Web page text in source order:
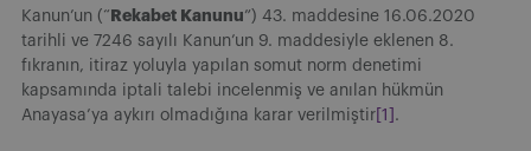
Kanun’un (“Rekabet Kanunu”) 43. maddesine 16.06.2020
tarihli ve 7246 sayılı Kanun’un 9. maddesiyle eklenen 8.
fıkranın, itiraz yoluyla yapılan somut norm denetimi
kapsamında iptali talebi incelenmiş ve anılan hükmün
Anayasa’ya aykırı olmadığına karar verilmiştir [1] .